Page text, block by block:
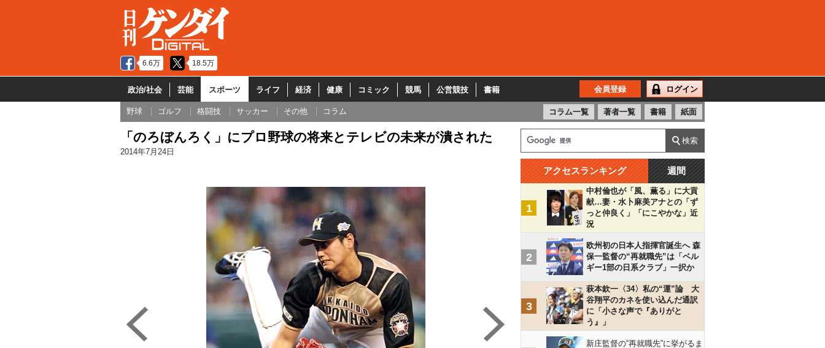
6.6万 18.5万
政治/社会 芸能 スポーツ ライフ 経済 健康 コミック 競馬 公営競技 書籍 会員登録 ログイン
野球 ゴルフ 格闘技 サッカー その他 コラム コラム一覧 著者一覧 書籍 紙面
「のろぼんろく」にプロ野球の将来とテレビの未来が潰された
2014年7月24日
アクセスランキング 週間
1
中村倫也が「風、薫る」に大貢
献…妻・水卜麻美アナとの「ず
っと仲良く」「にこやかな」近
況
2
欧州初の日本人指揮官誕生へ 森
保一監督の“再就職先”は「ベル
ギー1部の日系クラブ」一択か
3
萩本欽一〈34〉私の“運”論 大
谷翔平のカネを使い込んだ通訳
に「小さな声で『ありがと
う』」
新庄監督の“再就職先”に挙がるま